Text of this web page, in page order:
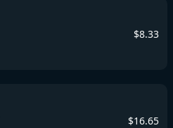
$8.33
$16.65